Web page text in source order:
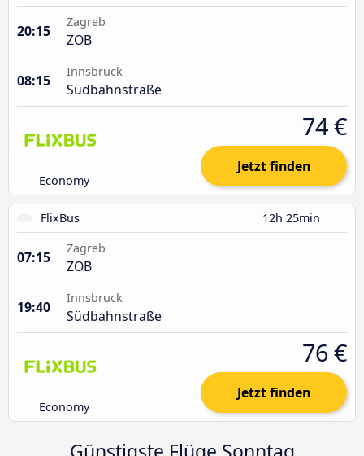
20:15
Zagreb
ZOB
08:15
Innsbruck
Südbahnstraße
Economy
74 €
Jetzt finden
FlixBus 12h 25min
07:15
Zagreb
ZOB
19:40
Innsbruck
Südbahnstraße
Economy
76 €
Jetzt finden